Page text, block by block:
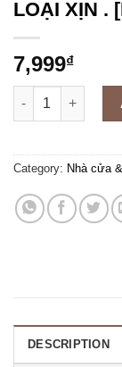
LOẠI XỊN .
7,999₫
GÓI GIẤY ĂN
Category: Nhà cửa
DESCRIPTION